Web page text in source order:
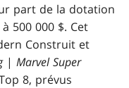
part de la dotation
500 000 $. Cet
Construit et
|Marvel Super
8, prévus